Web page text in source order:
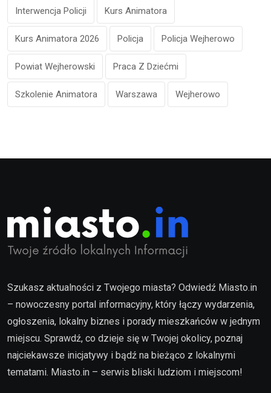
Interwencja Policji Kurs Animatora
Kurs Animatora 2026 Policja Policja Wejherowo
Powiat Wejherowski Praca Z Dziećmi
Szkolenie Animatora Warszawa Wejherowo
Szukasz aktualności z Twojego miasta? Odwiedź Miasto.in
– nowoczesny portal informacyjny, który łączy wydarzenia,
ogłoszenia, lokalny biznes i porady mieszkańców w jednym
miejscu. Sprawdź, co dzieje się w Twojej okolicy, poznaj
najciekawsze inicjatywy i bądź na bieżąco z lokalnymi
tematami. Miasto.in – serwis bliski ludziom i miejscom!